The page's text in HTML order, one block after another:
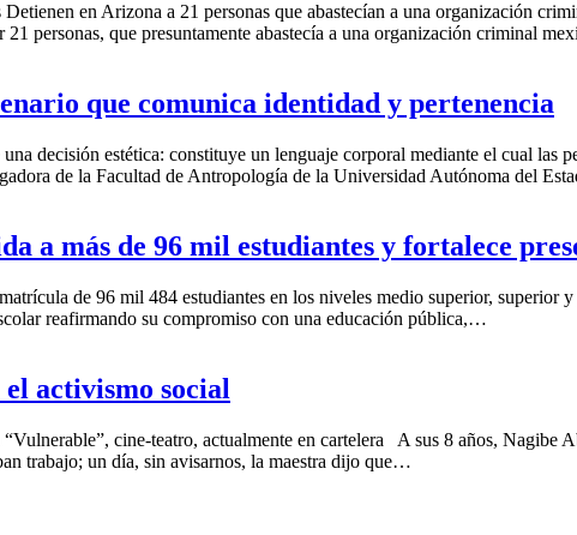
en Arizona a 21 personas que abastecían a una organización
personas, que presuntamente abastecía a una organización criminal
que comunica identidad y pertenencia
decisión estética: constituye un lenguaje corporal mediante el cual las
de la Facultad de Antropología de la Universidad Autónoma del
a más de 96 mil estudiantes y fortalece
de 96 mil 484 estudiantes en los niveles medio superior,
reafirmando su compromiso con una educación pública,…
activismo social
cine-teatro, actualmente en cartelera A sus 8 años,
trabajo; un día, sin avisarnos, la maestra dijo que…